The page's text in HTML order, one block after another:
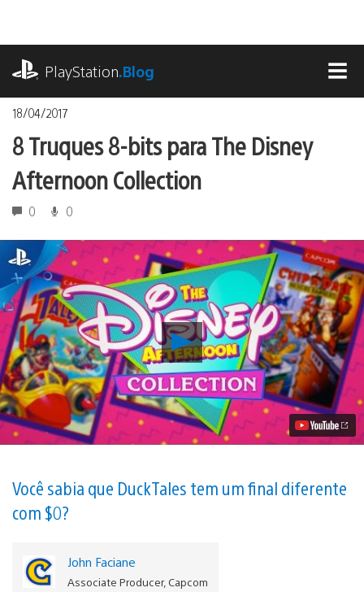
o
conteúdoPlayStation.Blog
18/04/2017
8 Truques 8-bits para The Disney
Afternoon Collection
0 0
Reproduzir
8
Truques
8-
bits
para
The
Disney
Vídeo
Você sabia que DuckTales tem um final diferente
com $0?
John Faciane
Associate Producer, Capcom